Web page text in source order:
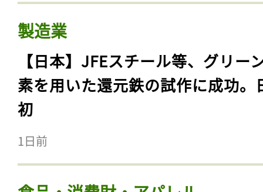
製造業
【日本】JFEスチール等、グリー
素を用いた還元鉄の試作に成功。
初
1日前